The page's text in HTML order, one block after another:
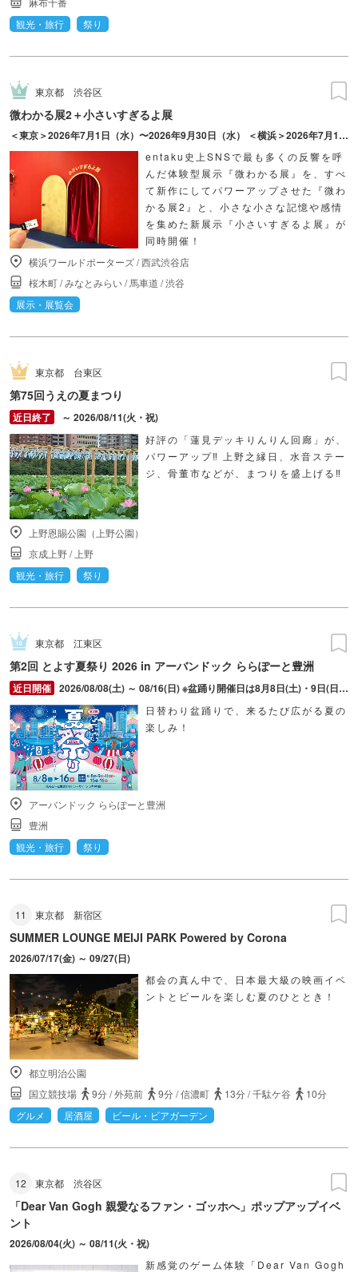
観光・旅行
祭り
東京都 渋谷区
微わかる展2＋小さいすぎるよ展
＜東京＞2026年7月1日（水）〜2026年9月30日（水） ＜横浜＞2026年7月17日（金）〜2026年10月18日（日）
entaku史上SNSで最も多くの反響を呼
んだ体験型展示『微わかる展』を、すべ
て新作にしてパワーアップさせた『微わ
かる展2』と、小さな小さな記憶や感情
を集めた新展示『小さいすぎるよ展』が
同時開催！
横浜ワールドポーターズ/西武渋谷店
桜木町/みなとみらい/馬車道 /渋谷
展示・展覧会
東京都 台東区
第75回うえの夏まつり
～ 2026/08/11(火・祝)
好評の「蓮見デッキりんりん回廊」が、
パワーアップ‼ 上野之縁日、水音ステー
ジ、骨董市などが、まつりを盛上げる‼
上野恩賜公園（上野公園）
京成上野/ 上野
観光・旅行
祭り
東京都 江東区
第2回 とよす夏祭り 2026 in アーバンドック ららぽーと豊洲
2026/08/08(土) ～ 08/16(日) ※盆踊り開催日は8月8日(土)・9日(日)・11日(火・祝)・15日(土)・16日(日)のみ。 ※縁日およびキッチンカーについては期間中の全日程営業予定。 ※開催コンテンツは日によって異なります。
日替わり盆踊りで、来るたび広がる夏の
楽しみ！
アーバンドック ららぽーと豊洲
豊洲
観光・旅行
祭り
11 東京都 新宿区
SUMMER LOUNGE MEIJI PARK Powered by Corona
2026/07/17(金) ～ 09/27(日)
都会の真ん中で、日本最大級の映画イベ
ントとビールを楽しむ夏のひととき！
都立明治公園
国立競技場
9分/外苑前 9分/信濃町 13分/千駄ケ谷
10分
グルメ
居酒屋 ビール・ビアガーデン
12 東京都 渋谷区
「Dear Van Gogh 親愛なるファン・ゴッホへ」ポップアップイベ
ント
2026/08/04(火) ～ 08/11(火・祝)
新感覚のゲーム体験「Dear Van Gogh